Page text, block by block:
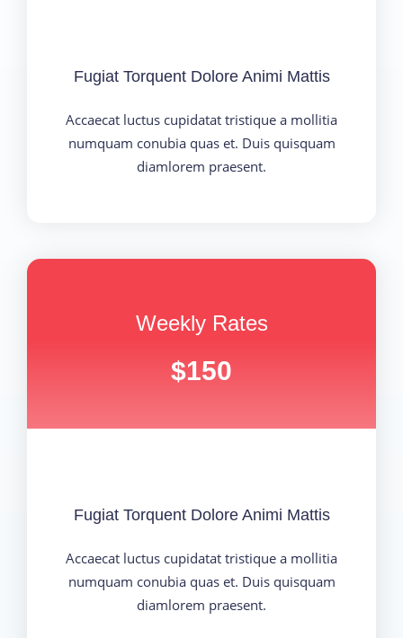
Fugiat Torquent Dolore Animi Mattis
Accaecat luctus cupidatat tristique a mollitia
numquam conubia quas et. Duis quisquam
diamlorem praesent.
Weekly Rates
$150
Fugiat Torquent Dolore Animi Mattis
Accaecat luctus cupidatat tristique a mollitia
numquam conubia quas et. Duis quisquam
diamlorem praesent.